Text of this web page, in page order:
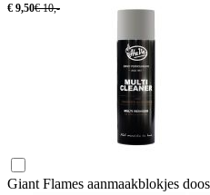
€ 9,50€10,-
Giant Flames aanmaakblokjes